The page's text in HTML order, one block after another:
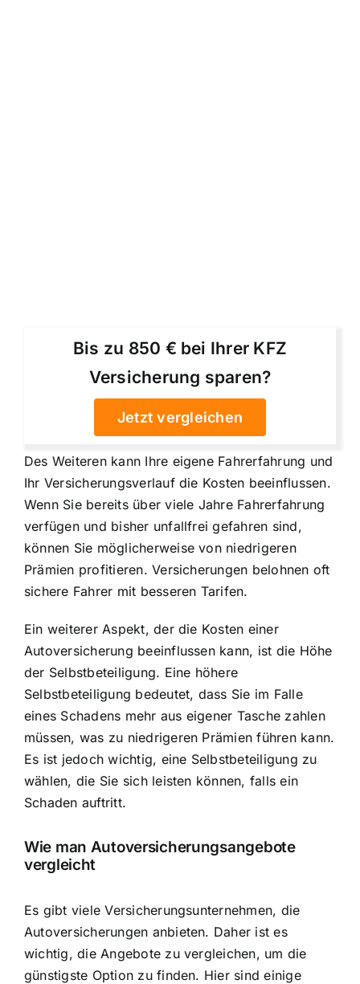
Bis zu 850 € bei Ihrer KFZ
Versicherung sparen?
Jetzt vergleichen
Des Weiteren kann Ihre eigene Fahrerfahrung und
Ihr Versicherungsverlauf die Kosten beeinflussen.
Wenn Sie bereits über viele Jahre Fahrerfahrung
verfügen und bisher unfallfrei gefahren sind,
können Sie möglicherweise von niedrigeren
Prämien profitieren. Versicherungen belohnen oft
sichere Fahrer mit besseren Tarifen.
Ein weiterer Aspekt, der die Kosten einer
Autoversicherung beeinflussen kann, ist die Höhe
der Selbstbeteiligung. Eine höhere
Selbstbeteiligung bedeutet, dass Sie im Falle
eines Schadens mehr aus eigener Tasche zahlen
müssen, was zu niedrigeren Prämien führen kann.
Es ist jedoch wichtig, eine Selbstbeteiligung zu
wählen, die Sie sich leisten können, falls ein
Schaden auftritt.
Wie man Autoversicherungsangebote
vergleicht
Es gibt viele Versicherungsunternehmen, die
Autoversicherungen anbieten. Daher ist es
wichtig, die Angebote zu vergleichen, um die
günstigste Option zu finden. Hier sind einige